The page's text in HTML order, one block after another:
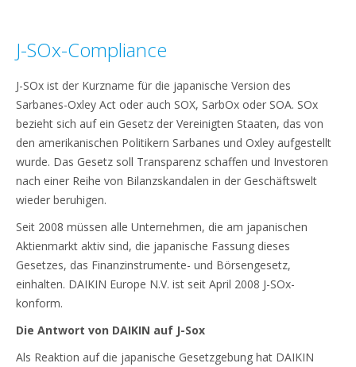
J-SOx-Compliance
J-SOx ist der Kurzname für die japanische Version des
Sarbanes-Oxley Act oder auch SOX, SarbOx oder SOA. SOx
bezieht sich auf ein Gesetz der Vereinigten Staaten, das von
den amerikanischen Politikern Sarbanes und Oxley aufgestellt
wurde. Das Gesetz soll Transparenz schaffen und Investoren
nach einer Reihe von Bilanzskandalen in der Geschäftswelt
wieder beruhigen.
Seit 2008 müssen alle Unternehmen, die am japanischen
Aktienmarkt aktiv sind, die japanische Fassung dieses
Gesetzes, das Finanzinstrumente- und Börsengesetz,
einhalten. DAIKIN Europe N.V. ist seit April 2008 J-SOx-
konform.
Die Antwort von DAIKIN auf J-Sox
Als Reaktion auf die japanische Gesetzgebung hat DAIKIN